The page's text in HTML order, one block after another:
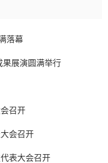
落幕
果展演圆满举行
召开
会召开
表大会召开